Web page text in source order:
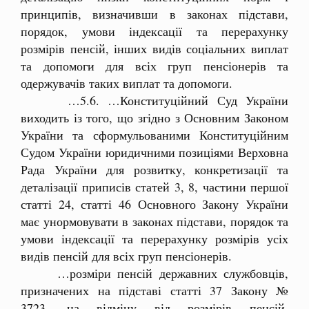
принципів, визначивши в законах підстави,
порядок, умови індексації та перерахунку
розмірів пенсій, інших видів соціальних виплат
та допомоги для всіх груп пенсіонерів та
одержувачів таких виплат та допомоги.
…5.6. …Конституційний Суд України
виходить із того, що згідно з Основним Законом
України та сформульованими Конституційним
Судом України юридичними позиціями Верховна
Рада України для розвитку, конкретизації та
деталізації приписів статей 3, 8, частини першої
статті 24, статті 46 Основного Закону України
має унормовувати в законах підстави, порядок та
умови індексації та перерахунку розмірів усіх
видів пенсій для всіх груп пенсіонерів.
…розміри пенсій державних службовців,
призначених на підставі статті 37 Закону №